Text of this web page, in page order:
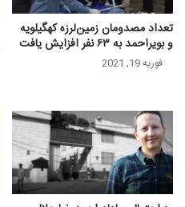
تعداد مصدومان زمین‌لرزه کهگیلویه
و بویراحمد به ۶۳ نفر افزایش یافت
فوریه 19, 2021